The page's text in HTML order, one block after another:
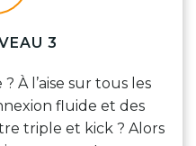
3
À l’aise sur tous les
fluide et des
triple et kick ? Alors